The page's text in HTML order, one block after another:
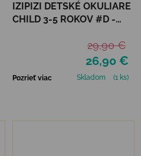
IZIPIZI DETSKÉ OKULIARE
CHILD 3-5 ROKOV #D -
26,90 €
29,90 €
Pozrieť viac Skladom (1 ks)